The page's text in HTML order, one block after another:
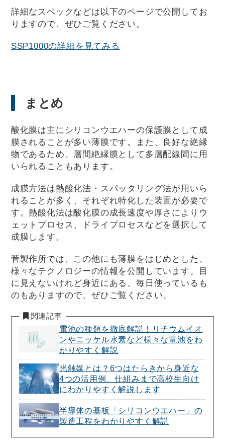
詳細なスペックなどは以下のページで公開してお
りますので、ぜひご覧ください。
SSP1000の詳細を見てみる
まとめ
酸化膜は主にシリコンウエハーの保護膜として成
膜されることが多い薄膜です。また、良好な絶縁
物であるため、層間絶縁膜として多層配線間に用
いられることもあります。
成膜方法は熱酸化法・スパッタリング法が用いら
れることが多く、それぞれ特化した装置が必要で
す。熱酸化法は酸化膜の成長速度や厚さによりウ
ェットプロセス、ドライプロセスなどを選択して
成膜します。
菅製作所では、この他にも薄膜をはじめとした、
様々なテクノロジーの情報を公開しています。目
に見えないけれど身近にある、毎日使っているも
のもありますので、ぜひご覧ください。
関連記事
電池の種類を徹底解説！リチウムイオ
ンやニッケル水素など様々な電池をわ
かりやすく解説
光触媒とは？6つはたらきから身近な
4つの活用例、仕組みまで高校生向け
にわかりやすく解説します
半導体の基板「シリコンウエハー」の
製造工程をわかりやすく解説